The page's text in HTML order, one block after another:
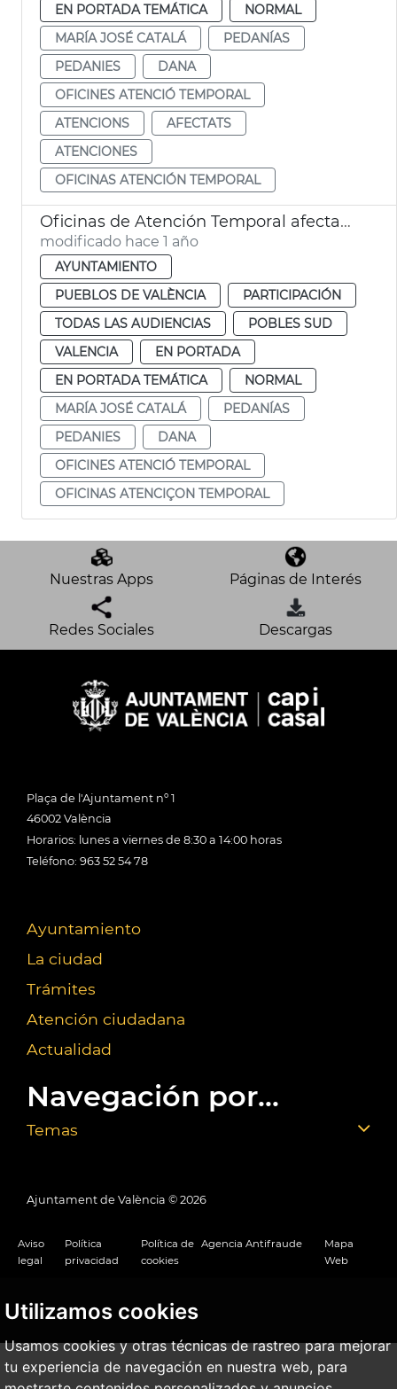
Utilizamos cookies
Usamos cookies y otras técnicas de rastreo para mejorar
tu experiencia de navegación en nuestra web, para
EN PORTADA TEMÁTICA
NORMAL
MARÍA JOSÉ CATALÁ
PEDANÍAS
PEDANIES
DANA
OFICINES ATENCIÓ TEMPORAL
ATENCIONS
AFECTATS
ATENCIONES
OFICINAS ATENCIÓN TEMPORAL
Oficinas de Atención Temporal afectados dana pedanias
modificado hace 1 año
AYUNTAMIENTO
PUEBLOS DE VALÈNCIA
PARTICIPACIÓN
TODAS LAS AUDIENCIAS
POBLES SUD
VALENCIA
EN PORTADA
EN PORTADA TEMÁTICA
NORMAL
MARÍA JOSÉ CATALÁ
PEDANÍAS
PEDANIES
DANA
OFICINES ATENCIÓ TEMPORAL
OFICINAS ATENCIÇON TEMPORAL
Nuestras Apps Páginas de Interés
Redes Sociales Descargas
Plaça de l'Ajuntament nº 1
46002 València
Horarios: lunes a viernes de 8:30 a 14:00 horas
Teléfono: 963 52 54 78
Ayuntamiento
La ciudad
Trámites
Atención ciudadana
Actualidad
Navegación por...
Temas
Ajuntament de València © 2026
Aviso
legal
Política
privacidad
Política de
cookies
Agencia Antifraude
Mapa
Web